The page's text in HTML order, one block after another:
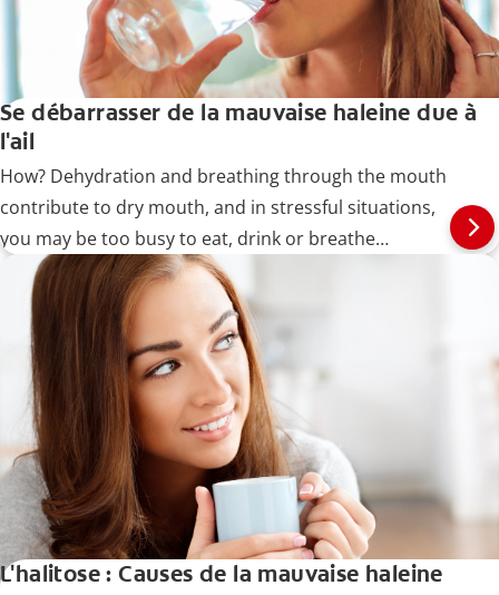
Se débarrasser de la mauvaise haleine due à
l'ail
How? Dehydration and breathing through the mouth
contribute to dry mouth, and in stressful situations,
you may be too busy to eat, drink or breathe
normally.
L'halitose : Causes de la mauvaise haleine